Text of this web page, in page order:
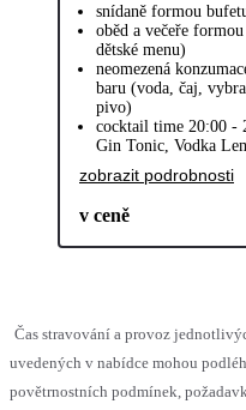
snídaně formou
oběd a večeře
dětské menu)
neomezená
baru (voda, čaj,
pivo)
cocktail time 20:00 -
Gin Tonic, Vodka
zobrazit podrobnosti
v ceně
Čas stravování a provoz
uvedených v nabídce mohou
povětrnostních podmínek,